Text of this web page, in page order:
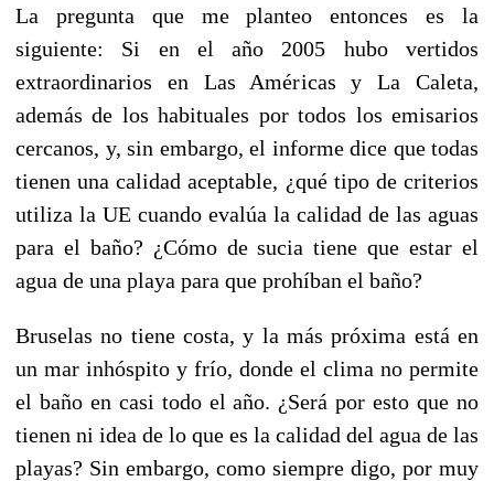
La pregunta que me planteo entonces es la
siguiente: Si en el año 2005 hubo vertidos
extraordinarios en Las Américas y La Caleta,
además de los habituales por todos los emisarios
cercanos, y, sin embargo, el informe dice que todas
tienen una calidad aceptable, ¿qué tipo de criterios
utiliza la UE cuando evalúa la calidad de las aguas
para el baño? ¿Cómo de sucia tiene que estar el
agua de una playa para que prohíban el baño?
Bruselas no tiene costa, y la más próxima está en
un mar inhóspito y frío, donde el clima no permite
el baño en casi todo el año. ¿Será por esto que no
tienen ni idea de lo que es la calidad del agua de las
playas? Sin embargo, como siempre digo, por muy